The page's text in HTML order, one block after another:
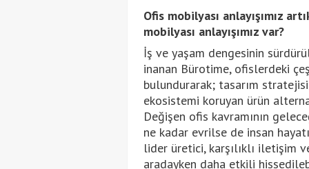
Ofis mobilyası anlayışımız
mobilyası anlayışımız var?
İş ve yaşam dengesinin
inanan Bürotime, ofislerdeki
bulundurarak; tasarım
ekosistemi koruyan ürün
Değişen ofis kavramının
ne kadar evrilse de insan
lider üretici, karşılıklı iletişim
aradayken daha etkili